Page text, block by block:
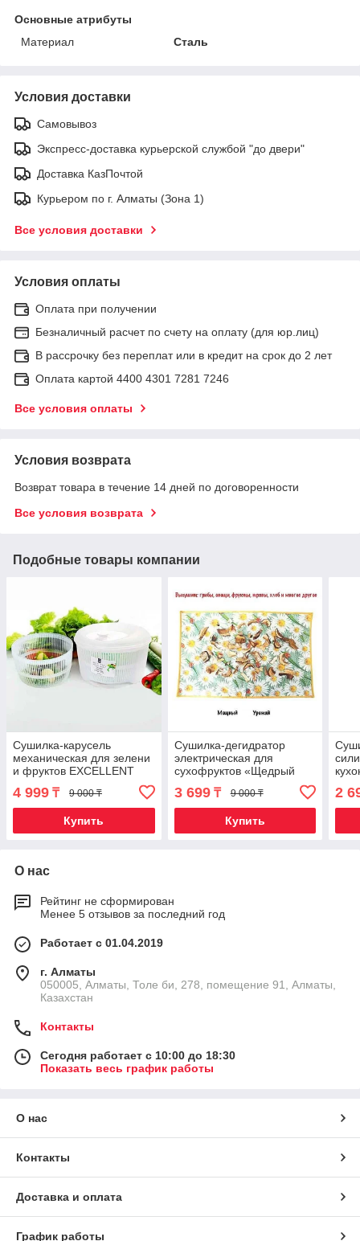
Основные атрибуты
Материал
Сталь
Условия доставки
Самовывоз
Экспресс-доставка курьерской службой "до двери"
Доставка КазПочтой
Курьером по г. Алматы (Зона 1)
Все условия доставки
Условия оплаты
Оплата при получении
Безналичный расчет по счету на оплату (для юр.лиц)
В рассрочку без переплат или в кредит на срок до 2 лет
Оплата картой 4400 4301 7281 7246
Все условия оплаты
Условия возврата
Возврат товара в течение 14 дней по договоренности
Все условия возврата
Подобные товары компании
Сушилка-карусель
механическая для зелени
и фруктов EXCELLENT
4 999 ₸ 9 000 ₸
Купить
Сушилка-дегидратор
электрическая для
сухофруктов «Щедрый
Ромашки)
3 699₸ 9 000 ₸
Купить
2
О нас
Рейтинг не сформирован
Менее 5 отзывов за последний год
Работает с 01.04.2019
г. Алматы
050005, Алматы, Толе би, 278, помещение 91, Алматы,
Казахстан
Контакты
Сегодня работает с 10:00 до 18:30
Показать весь график работы
О нас
Контакты
Доставка и оплата
График работы